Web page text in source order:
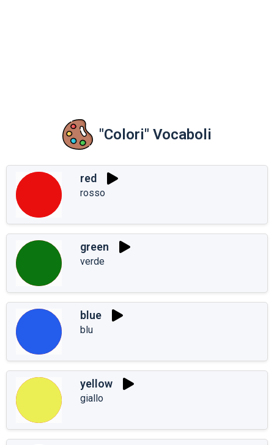
"Colori" Vocaboli
red
rosso
green
verde
blue
blu
yellow
giallo